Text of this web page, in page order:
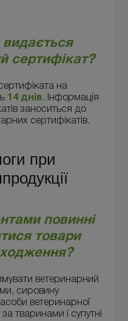
сертифікат?
на
14 днів . Інформація
заноситься до
сертифікатів.
при
повинні
товари
ветеринарний
сировину
ветеринарної
тваринами і супутні